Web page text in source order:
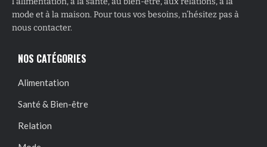
mode et à la maison. Pour tous vos besoins, n’hésitez pas à
nous contacter.
NOS CATÉGORIES
Alimentation
Santé & Bien-être
Relation